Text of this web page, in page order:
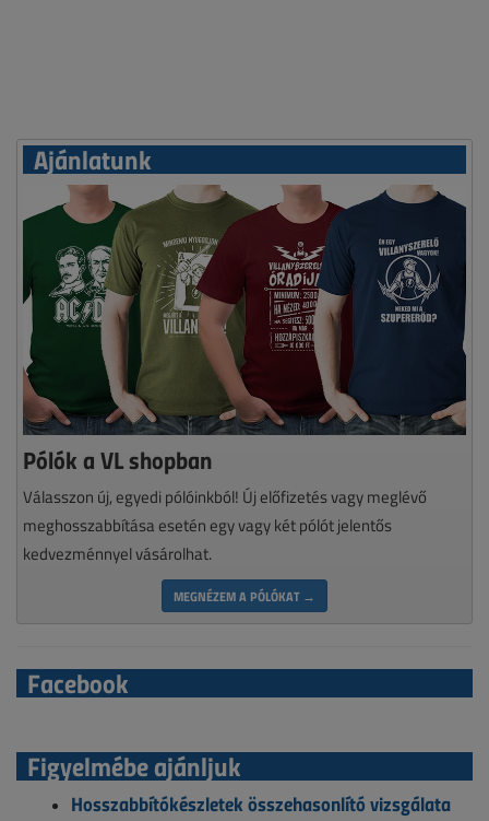
Ajánlatunk
Pólók a VL shopban
Válasszon új, egyedi pólóinkból! Új előfizetés vagy meglévő
meghosszabbítása esetén egy vagy két pólót jelentős
kedvezménnyel vásárolhat.
MEGNÉZEM A PÓLÓKAT →
Facebook
Figyelmébe ajánljuk
Hosszabbítókészletek összehasonlító vizsgálata